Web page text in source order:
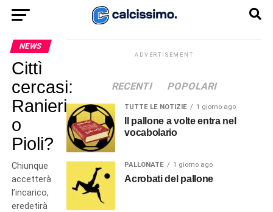
NEWS
Cittì
cercasi:
Ranieri
o
Pioli?
Chiunque
accetterà
l’incarico,
eredetirà
ADVERTISEMENT
RECENTI POPOLARI
TUTTE LE NOTIZIE 1 giorno ago
Il pallone a volte entra nel
vocabolario
PALLONATE 1 giorno ago
Acrobati del pallone